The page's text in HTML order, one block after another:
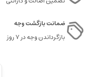
ضمانت بازگشت وجه
بازگرداندن وجه در ۷ روز